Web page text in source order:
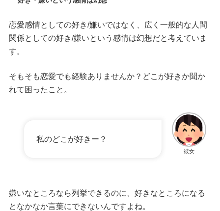
恋愛感情としての好き/嫌いではなく、広く一般的な人間
関係としての好き/嫌いという感情は幻想だと考えていま
す。
そもそも恋愛でも経験ありませんか？どこが好きか聞か
れて困ったこと。
彼女
私のどこが好きー？
嫌いなところなら列挙できるのに、好きなところになる
となかなか言葉にできないんですよね。